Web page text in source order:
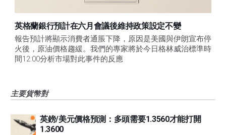
英格蘭銀行預計在六月會議後維持政策設定不變
報告預計將顯示消費者通脹下降，原因是美國與伊朗宣布停
火後，原油價格趨緩。我們的專家將於今日格林威治標準時
間12:00分析市場對此事件的反應
主要貨幣對
英鎊/美元價格預測：多頭需要1.3560才能打開
1.3600